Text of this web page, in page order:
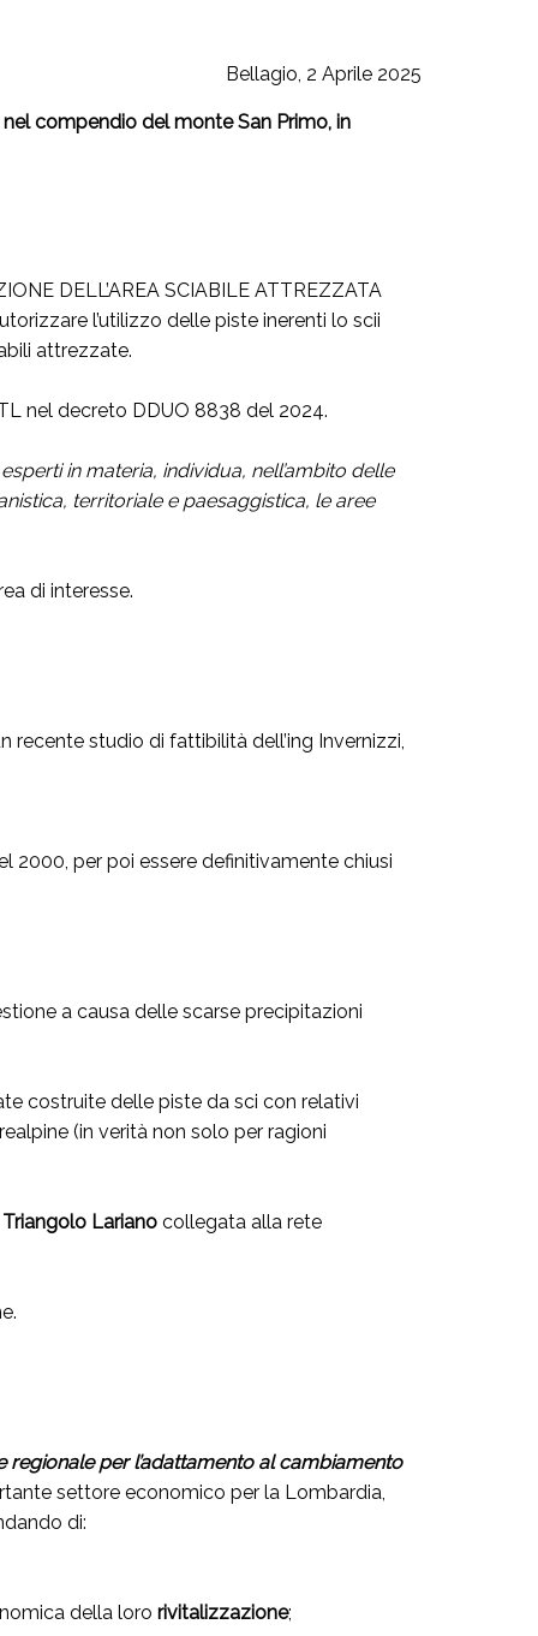
Bellagio, 2 Aprile 2025
compendio del monte San Primo, in
DELL’AREA SCIABILE ATTREZZATA
l’utilizzo delle piste inerenti lo scii
attrezzate.
nel decreto DDUO 8838 del 2024.
in materia, individua, nell’ambito delle
territoriale e paesaggistica, le aree
di interesse.
studio di fattibilità dell’ing Invernizzi,
2000, per poi essere definitivamente chiusi
a causa delle scarse precipitazioni
costruite delle piste da sci con relativi
(in verità non solo per ragioni
Lariano collegata alla rete
regionale per l’adattamento al cambiamento
settore economico per la Lombardia,
di:
della loro rivitalizzazione;